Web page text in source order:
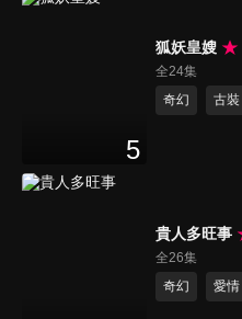
5
狐妖皇嫂
全24集
奇幻
古裝
貴人多旺事
全26集
奇幻
愛情